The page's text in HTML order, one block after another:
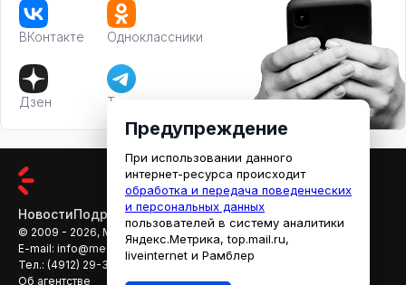
ВКонтакте Одноклассники
Дзен Телеграм
НовостиПодробностиАфишаКино
© 2009 - 2026, МЕДИАРЯЗАНЬ
E-mail: info@mediaryazan.ru
reklama@mediaryazan.ru
Тел.: (4912) 29-33-66
Об агентстве
Предупреждение
При использовании данного
интернет-ресурса происходит
обработка и передача поведенческих
и персональных данных
пользователей в систему аналитики
Яндекс.Метрика, top.mail.ru,
liveinternet и Рамблер